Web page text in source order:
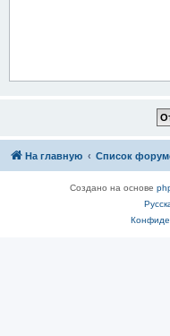
На главную Список
Создано на основе